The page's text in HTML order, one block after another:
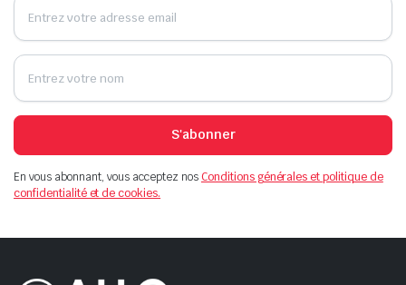
S'abonner
En vous abonnant, vous acceptez nosConditions générales et politique de
confidentialité et de cookies.